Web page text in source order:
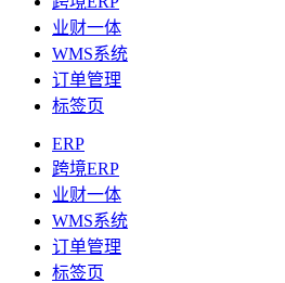
业财一体
WMS系统
订单管理
标签页
ERP
跨境ERP
业财一体
WMS系统
订单管理
标签页